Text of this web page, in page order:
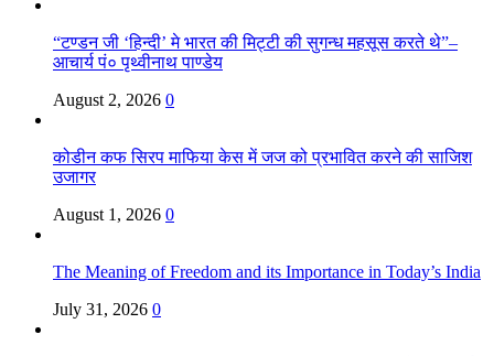
“टण्डन जी ‘हिन्दी’ मे भारत की मिट्टी की सुगन्ध महसूस करते थे”–
आचार्य पं० पृथ्वीनाथ पाण्डेय
August 2, 2026 0
कोडीन कफ सिरप माफिया केस में जज को प्रभावित करने की साजिश
उजागर
August 1, 2026 0
The Meaning of Freedom and its Importance in Today’s India
July 31, 2026 0